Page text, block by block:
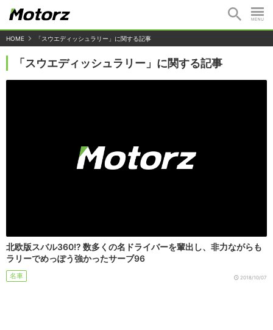
HOME 「スウエディッシュラリー」に関する記事
「スウエディッシュラリー」に関する記事
北欧版スバル360!? 数多くの名ドライバーを輩出し、非力ながらも
ラリーでめっぽう強かったサーブ96
名車 2018/10/07